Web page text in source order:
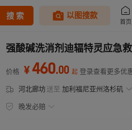
强酸碱洗消剂迪辐特灵应急
价格 ¥460.00 起 登录查看更多优
河北廊坊送至 加利福尼亚州洛杉矶
晚发必赔